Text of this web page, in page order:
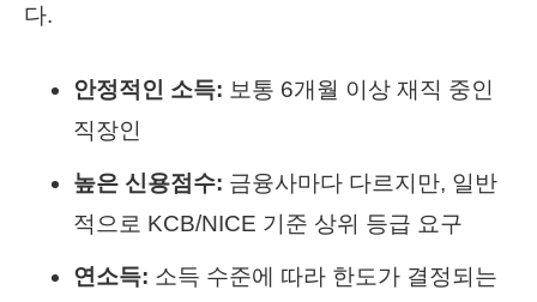
다.
안정적인 소득: 보통 6개월 이상 재직 중인
직장인
높은 신용점수: 금융사마다 다르지만, 일반
적으로 KCB/NICE 기준 상위 등급 요구
연소득: 소득 수준에 따라 한도가 결정되는